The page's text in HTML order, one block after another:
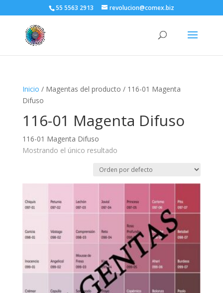
55 5563 2913 revolucion@comex.biz
Inicio / Magentas del producto / 116-01 Magenta
Difuso
116-01 Magenta Difuso
116-01 Magenta Difuso
Mostrando el único resultado